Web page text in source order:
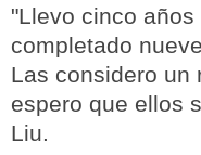
"Llevo cinco
completado
Las considero un
espero que ellos
Liu.